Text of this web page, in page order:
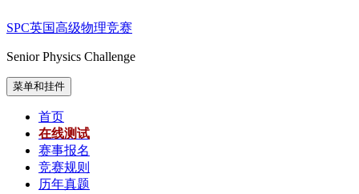
SPC英国高级物理竞赛
Senior Physics Challenge
菜单和挂件
首页
在线测试
赛事报名
竞赛规则
历年真题